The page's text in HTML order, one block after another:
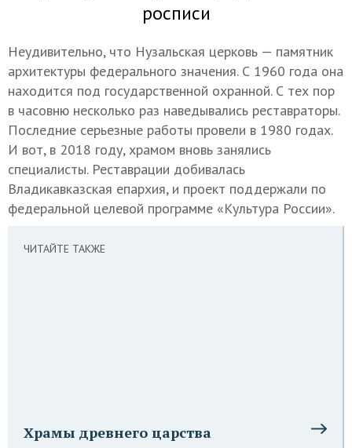
росписи
Неудивительно, что Нузальская церковь — памятник
архитектуры федерального значения. С 1960 года она
находится под государственной охранной. С тех пор
в часовню несколько раз наведывались реставраторы.
Последние серьезные работы провели в 1980 годах.
И вот, в 2018 году, храмом вновь занялись
специалисты. Реставрации добивалась
Владикавказская епархия, и проект поддержали по
федеральной целевой программе «Культура России».
ЧИТАЙТЕ ТАКЖЕ
Храмы древнего царства